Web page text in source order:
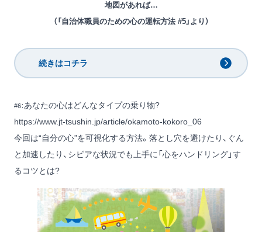
地図があれば…
（「自治体職員のための心の運転方法 #5」より）
続きはコチラ
#6：あなたの心はどんなタイプの乗り物?
https://www.jt-tsushin.jp/article/okamoto-kokoro_06
今回は“自分の心”を可視化する方法。落とし穴を避けたり、ぐん
と加速したり、シビアな状況でも上手に「心をハンドリング」す
るコツとは?